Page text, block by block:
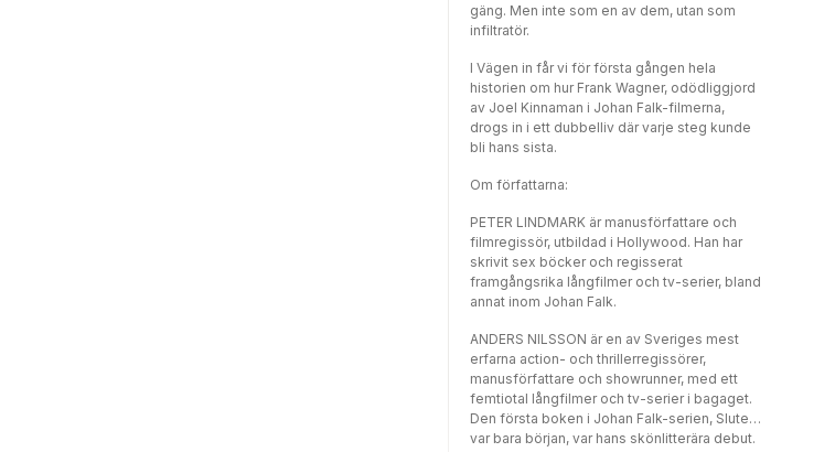
gäng. Men inte som en av dem, utan som
infiltratör.
I Vägen in får vi för första gången hela
historien om hur Frank Wagner, odödliggjord
av Joel Kinnaman i Johan Falk-filmerna,
drogs in i ett dubbelliv där varje steg kunde
bli hans sista.
Om författarna:
PETER LINDMARK är manusförfattare och
filmregissör, utbildad i Hollywood. Han har
skrivit sex böcker och regisserat
framgångsrika långfilmer och tv-serier, bland
annat inom Johan Falk.
ANDERS NILSSON är en av Sveriges mest
erfarna action- och thrillerregissörer,
manusförfattare och showrunner, med ett
femtiotal långfilmer och tv-serier i bagaget.
Den första boken i Johan Falk-serien, Slutet
var bara början, var hans skönlitterära debut.